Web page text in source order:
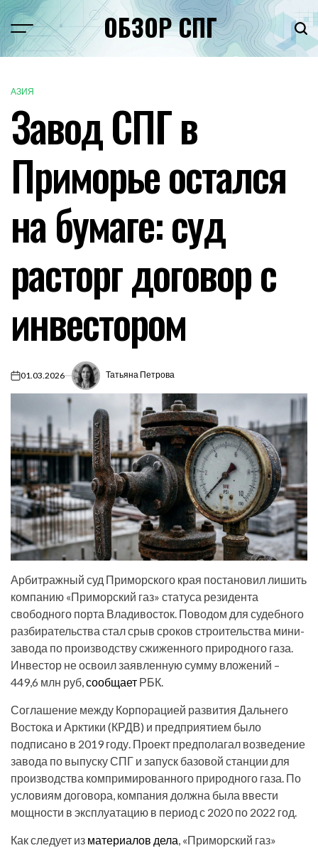
Перейти
к
содержимому
Меню ОБЗОР СПГ
ОПУБЛИКОВАНО
В
АЗИЯ
Завод СПГ в
Приморье остался
на бумаге: суд
расторг договор с
инвестором
on01.03.2026 Татьяна Петрова
Арбитражный суд Приморского края постановил лишить
компанию «Приморский газ» статуса резидента
свободного порта Владивосток. Поводом для судебного
разбирательства стал срыв сроков строительства мини-
завода по производству сжиженного природного газа.
Инвестор не освоил заявленную сумму вложений –
449,6 млн руб,сообщает РБК.
Соглашение между Корпорацией развития Дальнего
Востока и Арктики (КРДВ) и предприятием было
подписано в 2019 году. Проект предполагал возведение
завода по выпуску СПГ и запуск базовой станции для
производства компримированного природного газа. По
условиям договора, компания должна была ввести
мощности в эксплуатацию в период с 2020 по 2022 год.
Как следует из материалов дела, «Приморский газ»